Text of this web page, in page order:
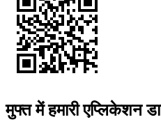
मुफ्त में हमारी एप्लिकेशन